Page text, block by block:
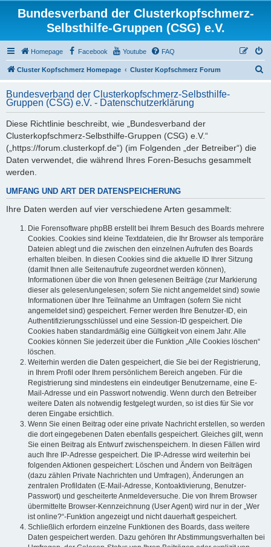
Bundesverband der Clusterkopfschmerz-
Selbsthilfe-Gruppen (CSG) e.V.
Homepage Facebook Youtube FAQ
Cluster Kopfschmerz Homepage Cluster Kopfschmerz Forum
h
Bundesverband der Clusterkopfschmerz-Selbsthilfe-
Gruppen (CSG) e.V. - Datenschutzerklärung
Diese Richtlinie beschreibt, wie „Bundesverband der
Clusterkopfschmerz-Selbsthilfe-Gruppen (CSG) e.V.“
(„https://forum.clusterkopf.de“) (im Folgenden „der Betreiber“) die
Daten verwendet, die während Ihres Foren-Besuchs gesammelt
werden.
UMFANG UND ART DER DATENSPEICHERUNG
Ihre Daten werden auf vier verschiedene Arten gesammelt:
Die Forensoftware phpBB erstellt bei Ihrem Besuch des Boards mehrere
Cookies. Cookies sind kleine Textdateien, die Ihr Browser als temporäre
Dateien ablegt und die zwischen den einzelnen Aufrufen des Boards
erhalten bleiben. In diesen Cookies sind die aktuelle ID Ihrer Sitzung
(damit Ihnen alle Seitenaufrufe zugeordnet werden können),
Informationen über die von Ihnen gelesenen Beiträge (zur Markierung
dieser als gelesen/ungelesen; sofern Sie nicht angemeldet sind) sowie
Informationen über Ihre Teilnahme an Umfragen (sofern Sie nicht
angemeldet sind) gespeichert. Ferner werden Ihre Benutzer-ID, ein
Authentifizierungsschlüssel und eine Session-ID gespeichert. Die
Cookies haben standardmäßig eine Gültigkeit von einem Jahr. Alle
Cookies können Sie jederzeit über die Funktion „Alle Cookies löschen“
löschen.
Weiterhin werden die Daten gespeichert, die Sie bei der Registrierung,
in Ihrem Profil oder Ihrem persönlichem Bereich angeben. Für die
Registrierung sind mindestens ein eindeutiger Benutzername, eine E-
Mail-Adresse und ein Passwort notwendig. Wenn durch den Betreiber
weitere Daten als notwendig festgelegt wurden, so ist dies für Sie vor
deren Eingabe ersichtlich.
Wenn Sie einen Beitrag oder eine private Nachricht erstellen, so werden
die dort eingegebenen Daten ebenfalls gespeichert. Gleiches gilt, wenn
Sie einen Beitrag als Entwurf zwischenspeichern. In diesen Fällen wird
auch Ihre IP-Adresse gespeichert. Die IP-Adresse wird weiterhin bei
folgenden Aktionen gespeichert: Löschen und Ändern von Beiträgen
(dazu zählen Private Nachrichten und Umfragen), Änderungen an
zentralen Profildaten (E-Mail-Adresse, Kontoaktivierung, Benutzer-
Passwort) und gescheiterte Anmeldeversuche. Die von Ihrem Browser
übermittelte Browser-Kennzeichnung (User Agent) wird nur in der „Wer
ist online?“-Funktion angezeigt und nicht dauerhaft gespeichert.
Schließlich erfordern einzelne Funktionen des Boards, dass weitere
Daten gespeichert werden. Dazu gehören Ihr Abstimmungsverhalten bei